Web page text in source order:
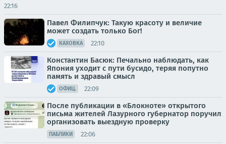
22:16
Павел Филипчук: Такую красоту и величие
может создать только Бог!
КАХОВКА 22:10
Константин Басюк: Печально наблюдать, как
Япония уходит с пути бусидо, теряя попутно
память и здравый смысл
ОФИЦ. 22:09
После публикации в «Блокноте» открытого
письма жителей Лазурного губернатор поручил
организовать выездную проверку
ПАБЛИКИ 22:06